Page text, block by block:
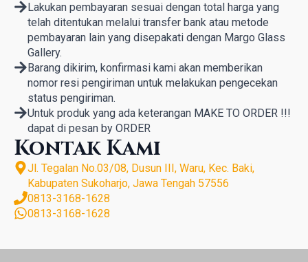
Lakukan pembayaran sesuai dengan total harga yang
telah ditentukan melalui transfer bank atau metode
pembayaran lain yang disepakati dengan Margo Glass
Gallery.
Barang dikirim, konfirmasi kami akan memberikan
nomor resi pengiriman untuk melakukan pengecekan
status pengiriman.
Untuk produk yang ada keterangan MAKE TO ORDER !!!
dapat di pesan by ORDER
Kontak Kami
Jl. Tegalan No.03/08, Dusun III, Waru, Kec. Baki,
Kabupaten Sukoharjo, Jawa Tengah 57556
0813-3168-1628
0813-3168-1628